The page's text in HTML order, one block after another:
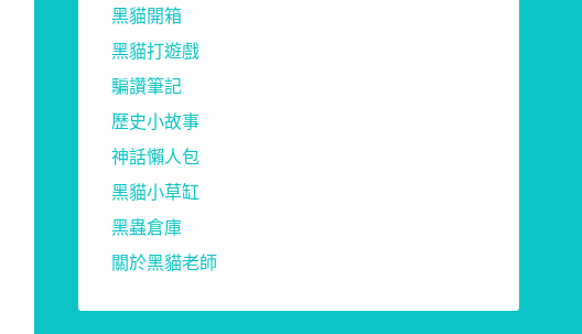
黑貓開箱
黑貓打遊戲
騙讚筆記
歷史小故事
神話懶人包
黑貓小草缸
黑蟲倉庫
關於黑貓老師